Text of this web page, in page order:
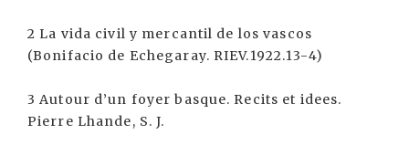
2 La vida civil y mercantil de los vascos
(Bonifacio de Echegaray. RIEV.1922.13-4)
3 Autour d’un foyer basque. Recits et idees.
Pierre Lhande, S. J.